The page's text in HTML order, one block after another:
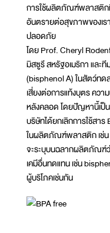
การใช้ผลิตภัณฑ์พลาสติก
อันตรายต่อสุขภาพของเร
ปลอดภัย
โดย Prof. Cheryl
มิสซูรี สหรัฐอเมริกา และ
(bisphenol A) ในสัตว์ทด
เสี่ยงต่อการแท้งบุตร คว
หลังคลอด โดยปัญหานี้เป็
บริษัทได้ยกเลิกการใช้สาร
ในผลิตภัณฑ์พลาสติก เช่น
จะระบุบนฉลากผลิตภัณฑ์ว่
เคมีอื่นทดแทน เช่น
ผู้บริโภคเช่นกัน